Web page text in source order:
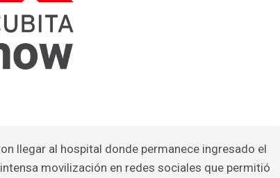
llegar al hospital donde permanece ingresado el
movilización en redes sociales que permitió